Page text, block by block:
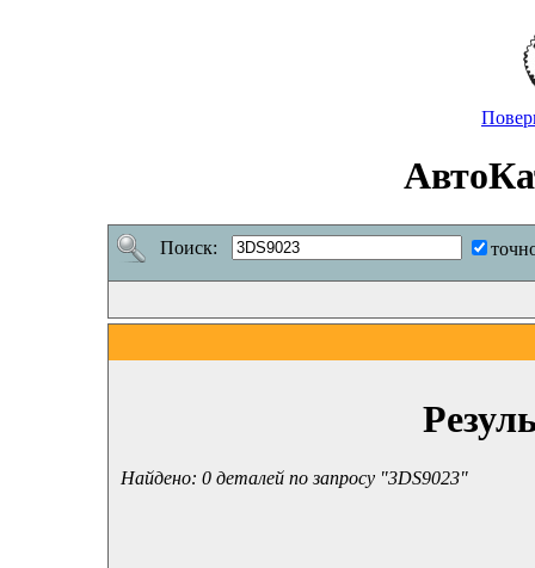
Поиск:
Найдено: 0 деталей по запросу "3DS9023"